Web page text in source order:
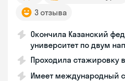
3 отзыва
Окончила Казанский
университет по двум
Проходила стажировку
Имеет международный